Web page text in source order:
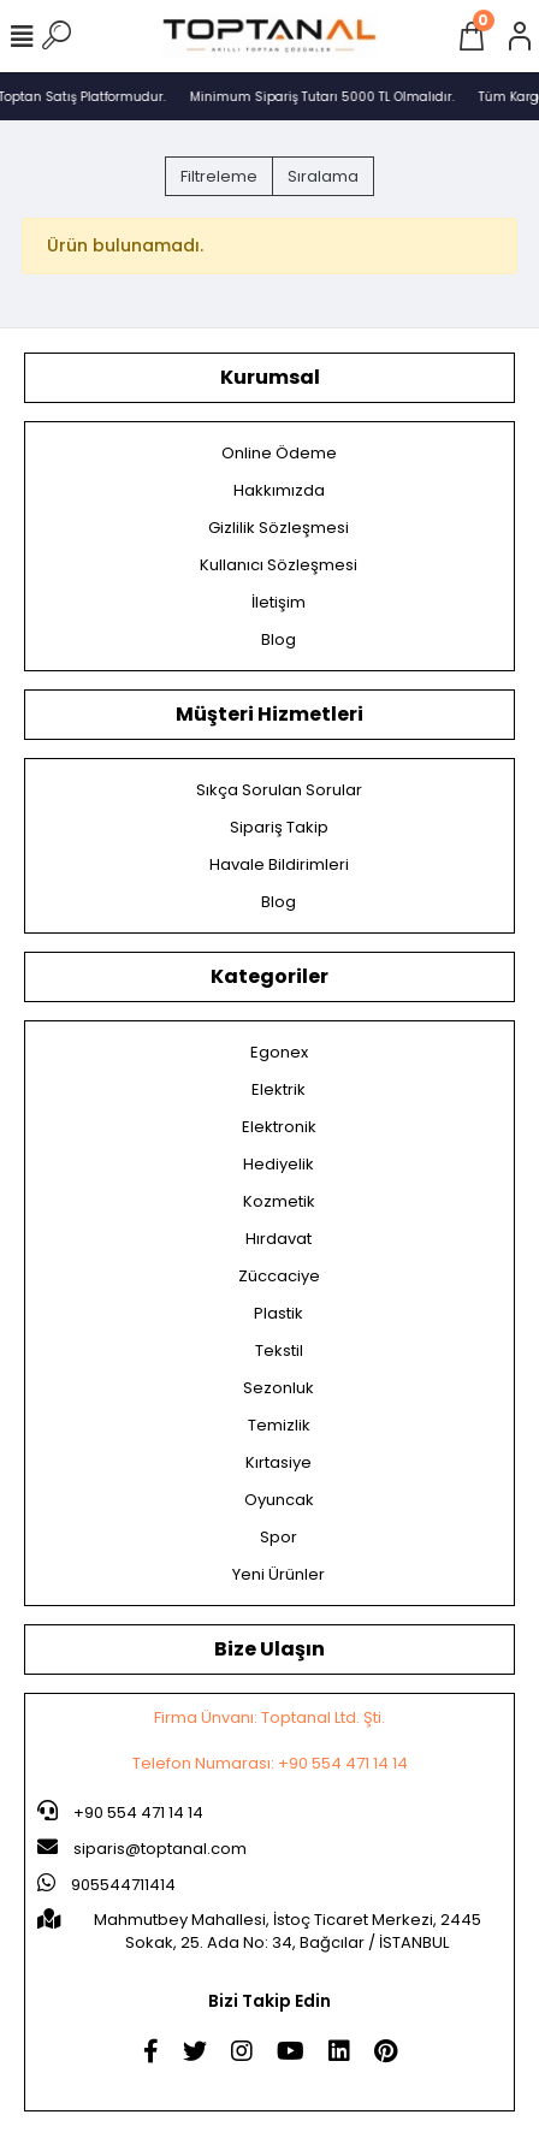
Satış Platformudur. Minimum Sipariş Tutarı 5000 TL Olmalıdır. Tüm
0
Filtreleme Sıralama
Ürün bulunamadı.
Kurumsal
Online Ödeme
Hakkımızda
Gizlilik Sözleşmesi
Kullanıcı Sözleşmesi
İletişim
Blog
Müşteri Hizmetleri
Sıkça Sorulan Sorular
Sipariş Takip
Havale Bildirimleri
Blog
Kategoriler
Egonex
Elektrik
Elektronik
Hediyelik
Kozmetik
Hırdavat
Züccaciye
Plastik
Tekstil
Sezonluk
Temizlik
Kırtasiye
Oyuncak
Spor
Yeni Ürünler
Bize Ulaşın
Firma Ünvanı: Toptanal Ltd. Şti.
Telefon Numarası: +90 554 471 14 14
+90 554 471 14 14
siparis@toptanal.com
905544711414
Mahmutbey Mahallesi, İstoç Ticaret Merkezi, 2445
Sokak, 25. Ada No: 34, Bağcılar / İSTANBUL
Bizi Takip Edin